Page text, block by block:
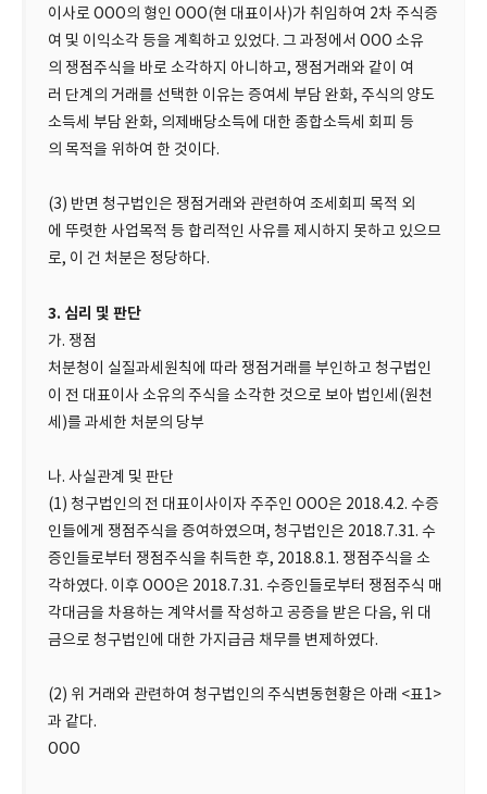
이사로 OOO의 형인 OOO(현 대표이사)가 취임하여 2차 주식증
여 및 이익소각 등을 계획하고 있었다. 그 과정에서 OOO 소유
의 쟁점주식을 바로 소각하지 아니하고, 쟁점거래와 같이 여
러 단계의 거래를 선택한 이유는 증여세 부담 완화, 주식의 양도
소득세 부담 완화, 의제배당소득에 대한 종합소득세 회피 등
의 목적을 위하여 한 것이다.
(3) 반면 청구법인은 쟁점거래와 관련하여 조세회피 목적 외
에 뚜렷한 사업목적 등 합리적인 사유를 제시하지 못하고 있으므
로, 이 건 처분은 정당하다.
3. 심리 및 판단
가. 쟁점
처분청이 실질과세원칙에 따라 쟁점거래를 부인하고 청구법인
이 전 대표이사 소유의 주식을 소각한 것으로 보아 법인세(원천
세)를 과세한 처분의 당부
나. 사실관계 및 판단
(1) 청구법인의 전 대표이사이자 주주인 OOO은 2018.4.2. 수증
인들에게 쟁점주식을 증여하였으며, 청구법인은 2018.7.31. 수
증인들로부터 쟁점주식을 취득한 후, 2018.8.1. 쟁점주식을 소
각하였다. 이후 OOO은 2018.7.31. 수증인들로부터 쟁점주식 매
각대금을 차용하는 계약서를 작성하고 공증을 받은 다음, 위 대
금으로 청구법인에 대한 가지급금 채무를 변제하였다.
(2) 위 거래와 관련하여 청구법인의 주식변동현황은 아래 <표1>
과 같다.
OOO